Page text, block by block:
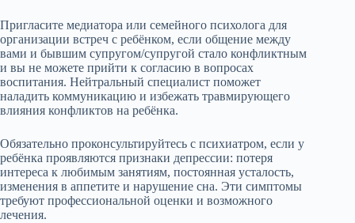
Пригласите медиатора или семейного психолога для
организации встреч с ребёнком, если общение между
вами и бывшим супругом/супругой стало конфликтным
и вы не можете прийти к согласию в вопросах
воспитания. Нейтральный специалист поможет
наладить коммуникацию и избежать травмирующего
влияния конфликтов на ребёнка.
Обязательно проконсультируйтесь с психиатром, если у
ребёнка проявляются признаки депрессии: потеря
интереса к любимым занятиям, постоянная усталость,
изменения в аппетите и нарушение сна. Эти симптомы
требуют профессиональной оценки и возможного
лечения.